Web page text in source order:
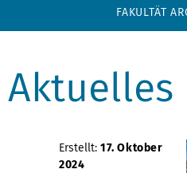
FAKULTÄT
Aktuelles
Erstellt: 17. Oktober
2024